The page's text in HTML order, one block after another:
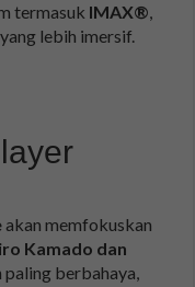
termasuk IMAX®,
lebih imersif.
akan memfokuskan
Kamado dan
paling berbahaya,